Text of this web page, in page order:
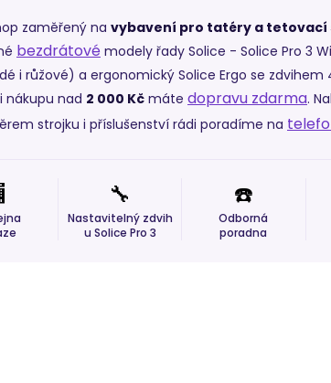
zaměřený na vybavení pro tatéry a tetovací
bezdrátové modely řady Solice - Solice Pro 3
i růžové) a ergonomický Solice Ergo se zdvihem
nákupu nad 2 000 Kč máte dopravu zdarma.
strojku i příslušenství rádi poradíme na
🔧
Nastavitelný zdvih
u Solice Pro 3
☎️
Odborná
poradna